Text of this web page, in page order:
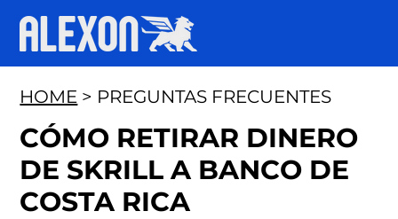
HOME > PREGUNTAS FRECUENTES
CÓMO RETIRAR DINERO
DE SKRILL A BANCO DE
COSTA RICA